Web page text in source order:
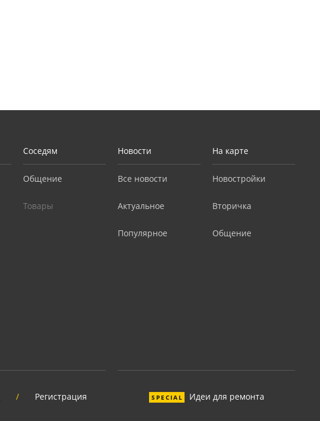
Соседям
Общение
Товары
Новости
Все новости
Актуальное
Популярное
На карте
Новостройки
Вторичка
Общение
/ Регистрация SPECIAL Идеи для ремонта